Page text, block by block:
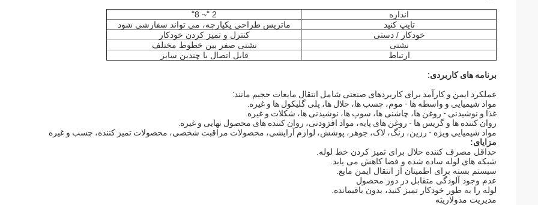
اندازه
2 "~ 8"
تایپ کنید
ماتریس طراحی یکپارچه، می تواند سفارشی شود
خودکار / دستی
کنترل و تمیز کردن خودکار
نشتی
نشتی صفر بین خطوط مختلف
ارتباط
قابل اتصال با چندین سایز
برنامه های کاربردی:
عملکرد ایمن و کارآمد برای کاربردهای صنعتی شامل انتقال مایعات حجیم مانند:
مواد شیمیایی و واسطه ها - موم، چسب ها، حلال ها، پلی گلیکول ها و غیره.
غذا و نوشیدنی - روغن ها، چاشنی ها، سوپ ها، نوشیدنی ها، شکلات و غیره.
روان کننده ها و گریس ها - روغن های پایه، مواد افزودنی، روان کننده های محصول نهایی و غیره.
مواد شیمیایی ویژه - رزین، رنگ، لاک، جوهر، پوشش، لوازم آرایشی، محصولات مراقبت شخصی، محصولات تمیز کننده، چسب و غیره
مزایای:
حداقل مصرف کننده حلال برای تمیز کردن خط لوله.
شبکه های لوله ساده شده و فضا کاهش می یابد.
سیستم بسته برای اطمینان از انتقال ایمن مایع.
عدم وجود آلودگی متقابل در دوز محصول
لوله را به طور خودکار تمیز کنید، بدون باقیمانده.
مدیریت مدولاریته